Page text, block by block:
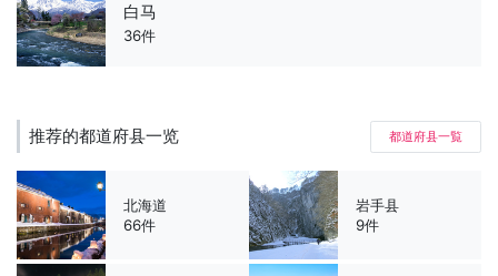
白马
36件
推荐的都道府县一览 都道府县一覧
北海道
66件
岩手县
9件